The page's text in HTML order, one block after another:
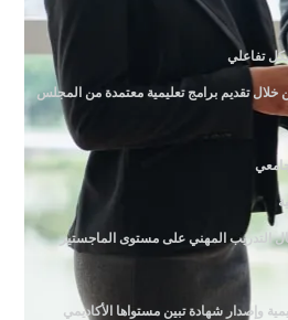
خلال تقديم برامج تعليمية معتمدة من المجلس
التدريب المهني على مستوى الماجستير
وإصدار شهادة تبين مستواها الأكاديمي